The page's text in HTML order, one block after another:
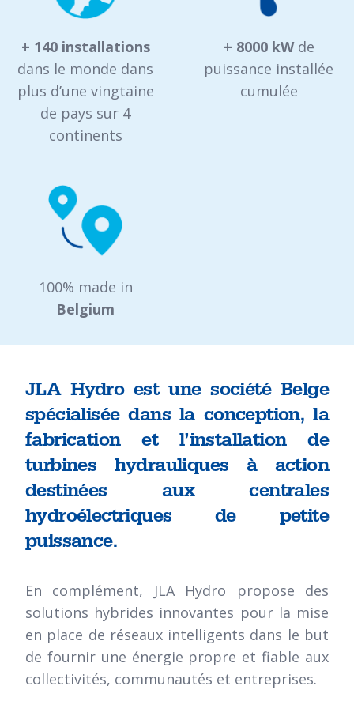
+ 140 installations
dans le monde dans
plus d’une vingtaine
de pays sur 4
continents
+ 8000 kWde
puissance installée
cumulée
100% made in
Belgium
JLA Hydro est une société Belge
spécialisée dans la conception, la
fabrication et l’installation de
turbines hydrauliques à action
destinées aux centrales
hydroélectriques de petite
puissance.
En complément, JLA Hydro propose des
solutions hybrides innovantes pour la mise
en place de réseaux intelligents dans le but
de fournir une énergie propre et fiable aux
collectivités, communautés et entreprises.